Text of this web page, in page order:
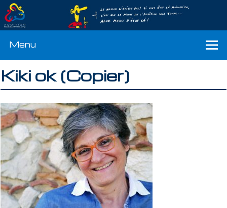
Menu
Kiki ok (Copier)